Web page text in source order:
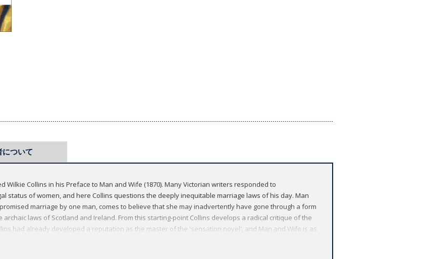
について
Collins in his Preface to Man and Wife (1870). Many Victorian writers responded to
status of women, and here Collins questions the deeply inequitable marriage laws of his day. Man
marriage by one man, comes to believe that she may inadvertently have gone through a form
laws of Scotland and Ireland. From this starting-point Collins develops a radical critique of the
had already developed a reputation as the master of the 'sensation novel', and Man and Wife is as
a world of confinement, plotting, and murder. *ABOUT THE SERIES: For over 100 years Oxford